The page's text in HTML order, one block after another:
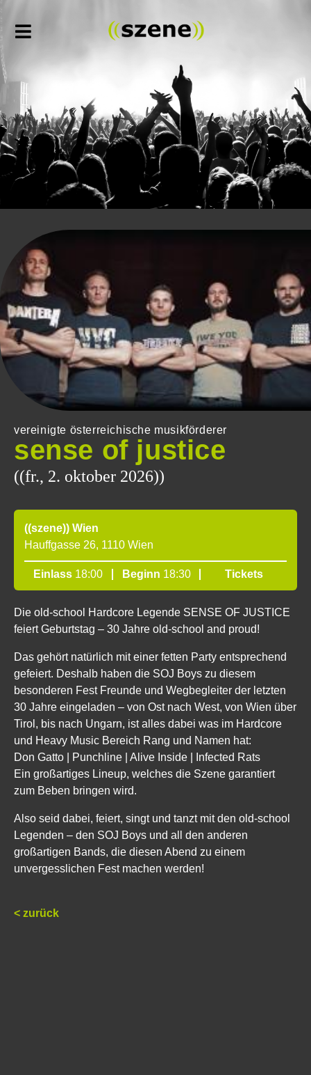
vereinigte österreichische musikförderer
sense of justice
((fr., 2. oktober 2026))
((szene)) Wien
Hauffgasse 26, 1110 Wien
Einlass 18:00 Beginn 18:30 Tickets
Die old-school Hardcore Legende SENSE OF JUSTICE
feiert Geburtstag – 30 Jahre old-school and proud!
Das gehört natürlich mit einer fetten Party entsprechend
gefeiert. Deshalb haben die SOJ Boys zu diesem
besonderen Fest Freunde und Wegbegleiter der letzten
30 Jahre eingeladen – von Ost nach West, von Wien über
Tirol, bis nach Ungarn, ist alles dabei was im Hardcore
und Heavy Music Bereich Rang und Namen hat:
Don Gatto | Punchline | Alive Inside | Infected Rats
Ein großartiges Lineup, welches die Szene garantiert
zum Beben bringen wird.
Also seid dabei, feiert, singt und tanzt mit den old-school
Legenden – den SOJ Boys und all den anderen
großartigen Bands, die diesen Abend zu einem
unvergesslichen Fest machen werden!
< zurück